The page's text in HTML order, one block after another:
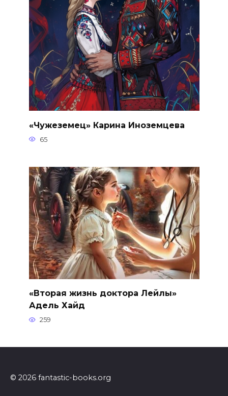
«Чужеземец» Карина Иноземцева
65
«Вторая жизнь доктора Лейлы»
Адель Хайд
259
© 2026 fantastic-books.org